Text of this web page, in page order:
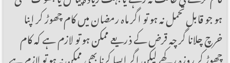
ہو جو قابل تحمل نہ ہو تو اگر ماہ رمضان میں کام چھو‏ڑ کر اپنا
خرچ چلانا گر چہ قرض کے ذریعے ممکن ہو تو لازم ہے کہ کام
چھوڑ کر روزہ رکھے لیکن اگر ایسا کرنا بھی ممکن نہ ہو تو لازم ہے